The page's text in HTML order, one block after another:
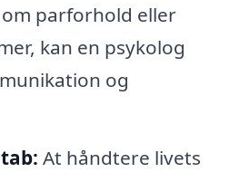
parforhold eller
kan en psykolog
og
At håndtere livets